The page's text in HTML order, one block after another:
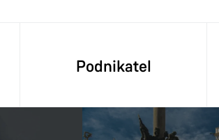
Podnikatel